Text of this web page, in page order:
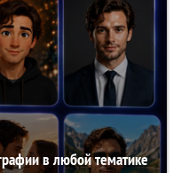
в любой тематике